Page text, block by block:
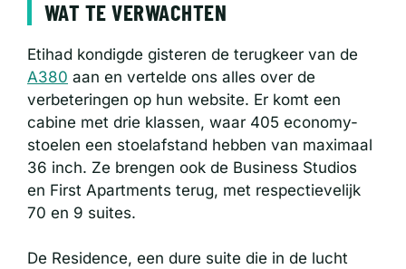
WAT TE VERWACHTEN
Etihad kondigde gisteren de terugkeer van de
A380 aan en vertelde ons alles over de
verbeteringen op hun website. Er komt een
cabine met drie klassen, waar 405 economy-
stoelen een stoelafstand hebben van maximaal
36 inch. Ze brengen ook de Business Studios
en First Apartments terug, met respectievelijk
70 en 9 suites.
De Residence, een dure suite die in de lucht